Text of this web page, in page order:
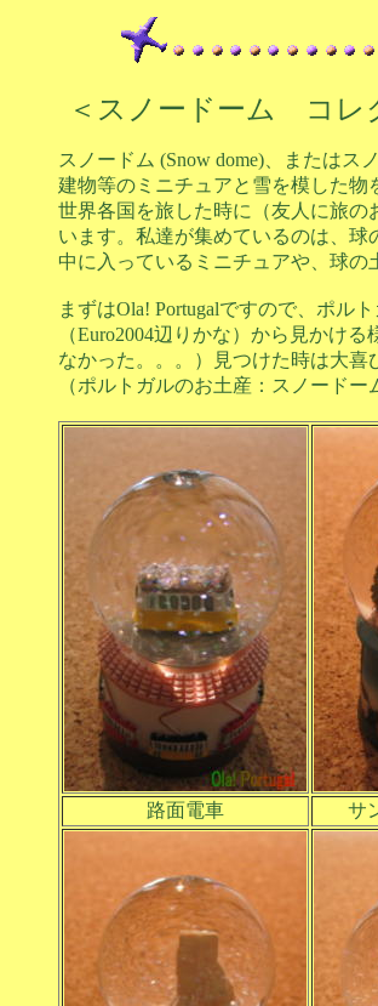
＜スノードーム コレ
スノードム (Snow dome)、またはス
建物等のミニチュアと雪を模した
世界各国を旅した時に（友人に旅の
います。私達が集めているのは、球
中に入っているミニチュアや、球の
まずはOla! Portugalですので、ポル
（Euro2004辺りかな）から見かけ
なかった。。。）見つけた時は大喜
（ポルトガルのお土産：スノードー
路面電車 サ